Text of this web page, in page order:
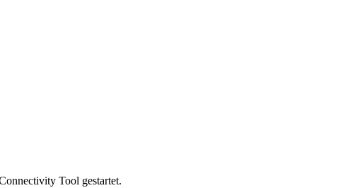
Tool gestartet.